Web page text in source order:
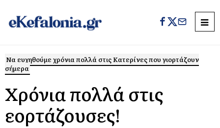
Να ευχηθούμε χρόνια πολλά στις Κατερίνες που γιορτάζουν
σήμερα
Χρόνια πολλά στις
εορτάζουσες!